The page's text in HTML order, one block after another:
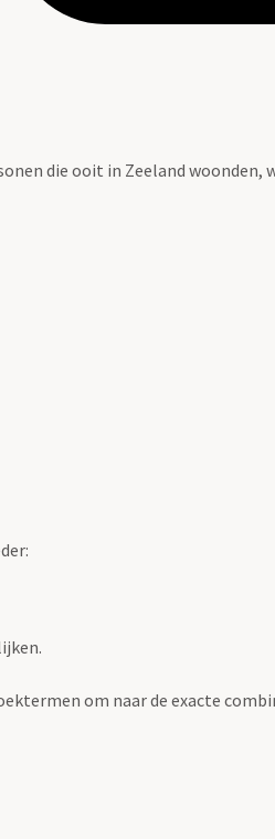
die ooit in Zeeland woonden,
om naar de exacte